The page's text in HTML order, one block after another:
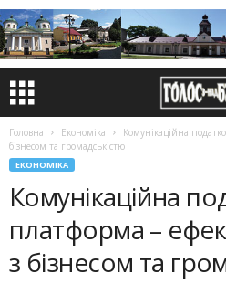
Головна Економіка
Комунікаційна
бізнесом та громадськістю
ЕКОНОМІКА
Комунікаційна
платформа –
з бізнесом та